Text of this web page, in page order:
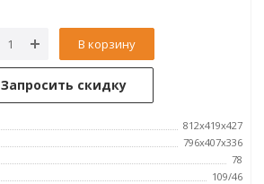
В корзину
Запросить скидку
812x419x427
796х407х336
78
109/46